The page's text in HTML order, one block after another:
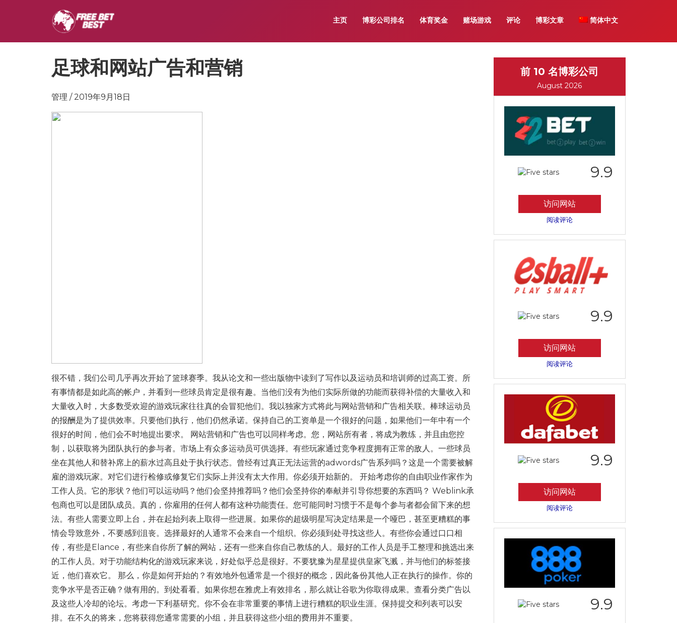
主页 博彩公司排名 体育奖金 赌场游戏 评论 博彩文章 简体中文
足球和网站广告和营销
管理 / 2019年9月18日
很不错，我们公司几乎再次开始了篮球赛季。我从论文和一些出版物中读到了写作以及运动员和培训师的过高工资。所
有事情都是如此高的帐户，并看到一些球员肯定是很有趣。当他们没有为他们实际所做的功能而获得补偿的大量收入和
大量收入时，大多数受欢迎的游戏玩家往往真的会冒犯他们。我以独家方式将此与网站营销和广告相关联。棒球运动员
的报酬是为了提供效率。只要他们执行，他们仍然承诺。保持自己的工资单是一个很好的问题，如果他们一年中有一个
很好的时间，他们会不时地提出要求。 网站营销和广告也可以同样考虑。您，网站所有者，将成为教练，并且由您控
制，以获取将为团队执行的参与者。市场上有众多运动员可供选择。有些玩家通过竞争程度拥有正常的敌人。一些球员
坐在其他人和替补席上的薪水过高且处于执行状态。曾经有过真正无法运营的adwords广告系列吗？这是一个需要被解
雇的游戏玩家。对它们进行检修或修复它们实际上并没有太大作用。你必须开始新的。 开始考虑你的自由职业作家作为
工作人员。它的形状？他们可以运动吗？他们会坚持推荐吗？他们会坚持你的奉献并引导你想要的东西吗？ Weblink承
包商也可以是团队成员。真的，你雇用的任何人都有这种功能责任。您可能同时习惯于不是每个参与者都会留下来的想
法。有些人需要立即上台，并在起始列表上取得一些进展。如果你的超级明星写决定结果是一个哑巴，甚至更糟糕的事
情会导致意外，不要感到沮丧。选择最好的人通常不会来自一个组织。你必须到处寻找这些人。有些你会通过口口相
传，有些是Elance，有些来自你所了解的网站，还有一些来自你自己教练的人。最好的工作人员是手工整理和挑选出来
的工作人员。对于功能结构化的游戏玩家来说，好处似乎总是很好。不要犹豫为星星提供皇家飞溅，并与他们的标签接
近，他们喜欢它。 那么，你是如何开始的？有效地外包通常是一个很好的概念，因此备份其他人正在执行的操作。你的
竞争水平是否正确？做有用的。到处看看。如果你想在雅虎上有效排名，那么就让谷歌为你取得成果。查看分类广告以
及这些人冷却的论坛。考虑一下利基研究。你不会在非常重要的事情上进行糟糕的职业生涯。保持提交和列表可以安
排。在不久的将来，您将获得您通常需要的小组，并且获得这些小组的费用并不重要。
前 10 名博彩公司
August 2026
9.9
访问网站
阅读评论
9.9
访问网站
阅读评论
9.9
访问网站
阅读评论
9.9